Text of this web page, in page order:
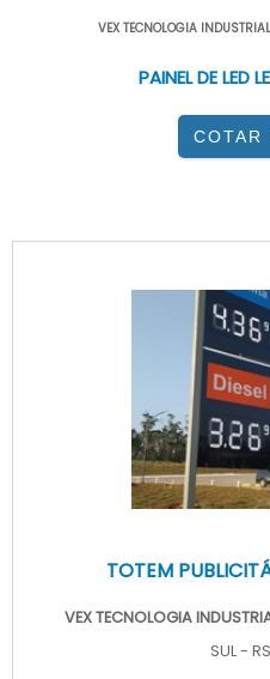
VEX TECNOLOGIA
PAINEL DE LED
COTAR
TOTEM
VEX TECNOLOGIA
SUL - RS